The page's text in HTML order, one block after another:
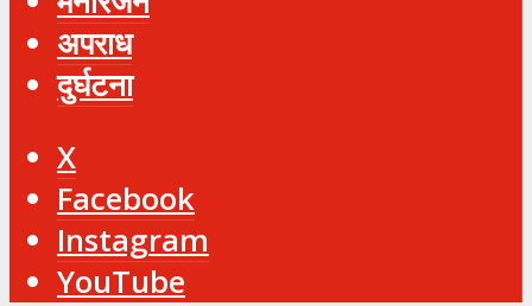
अपराध
दुर्घटना
X
Facebook
Instagram
YouTube